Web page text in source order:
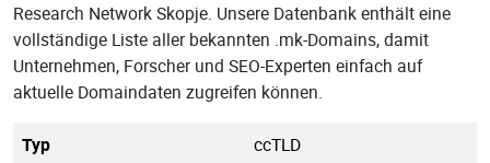
Research Network Skopje. Unsere Datenbank enthält eine
vollständige Liste aller bekannten .mk-Domains, damit
Unternehmen, Forscher und SEO-Experten einfach auf
aktuelle Domaindaten zugreifen können.
Typ
ccTLD